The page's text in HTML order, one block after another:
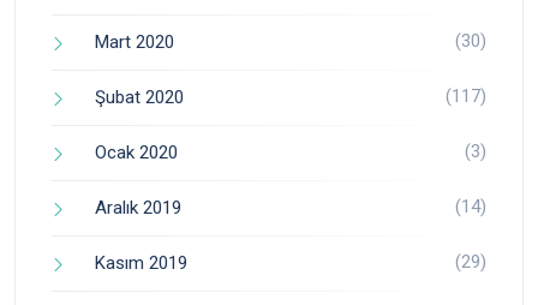
Mart 2020 (30)
Şubat 2020 (117)
Ocak 2020 (3)
Aralık 2019 (14)
Kasım 2019 (29)